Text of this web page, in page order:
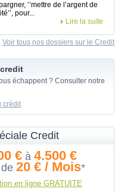
‘’mettre de l’argent de
pour...
Lire la suite
Voir tous nos dossiers sur le Credit
échappent ? Consulter notre
crédit
Credit
€ à 4.500 €
20 € / Mois*
en ligne GRATUITE